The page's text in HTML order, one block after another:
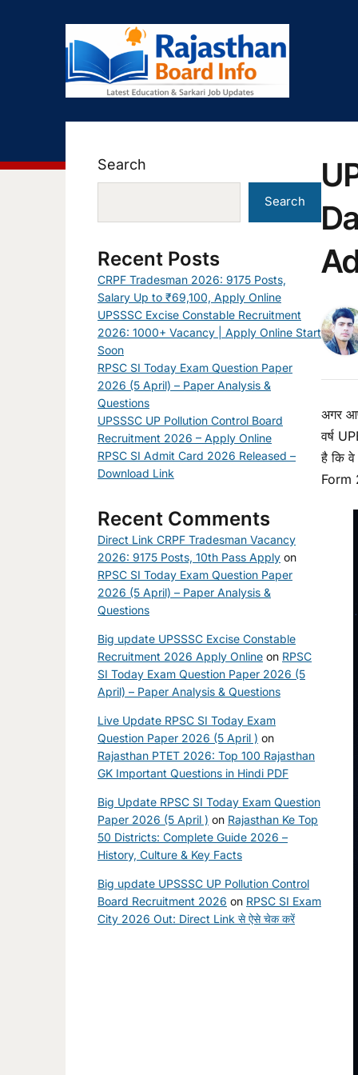
अगर
वर्ष
है कि
Form
Search
Search
Recent Posts
CRPF Tradesman 2026: 9175 Posts,
Salary Up to ₹69,100, Apply Online
UPSSSC Excise Constable Recruitment
2026: 1000+ Vacancy | Apply Online Start
Soon
RPSC SI Today Exam Question Paper
2026 (5 April) – Paper Analysis &
Questions
UPSSSC UP Pollution Control Board
Recruitment 2026 – Apply Online
RPSC SI Admit Card 2026 Released –
Download Link
Recent Comments
Direct Link CRPF Tradesman Vacancy
2026: 9175 Posts, 10th Pass Apply on
RPSC SI Today Exam Question Paper
2026 (5 April) – Paper Analysis &
Questions
Big update UPSSSC Excise Constable
Recruitment 2026 Apply Online on RPSC
SI Today Exam Question Paper 2026 (5
April) – Paper Analysis & Questions
Live Update RPSC SI Today Exam
Question Paper 2026 (5 April ) on
Rajasthan PTET 2026: Top 100 Rajasthan
GK Important Questions in Hindi PDF
Big Update RPSC SI Today Exam Question
Paper 2026 (5 April ) on Rajasthan Ke Top
50 Districts: Complete Guide 2026 –
History, Culture & Key Facts
Big update UPSSSC UP Pollution Control
Board Recruitment 2026 on RPSC SI Exam
City 2026 Out: Direct Link से ऐसे चेक करें